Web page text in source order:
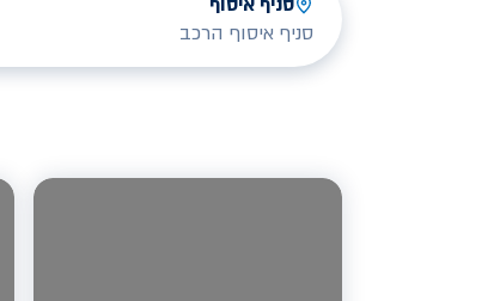
סניף איסוף הרכב